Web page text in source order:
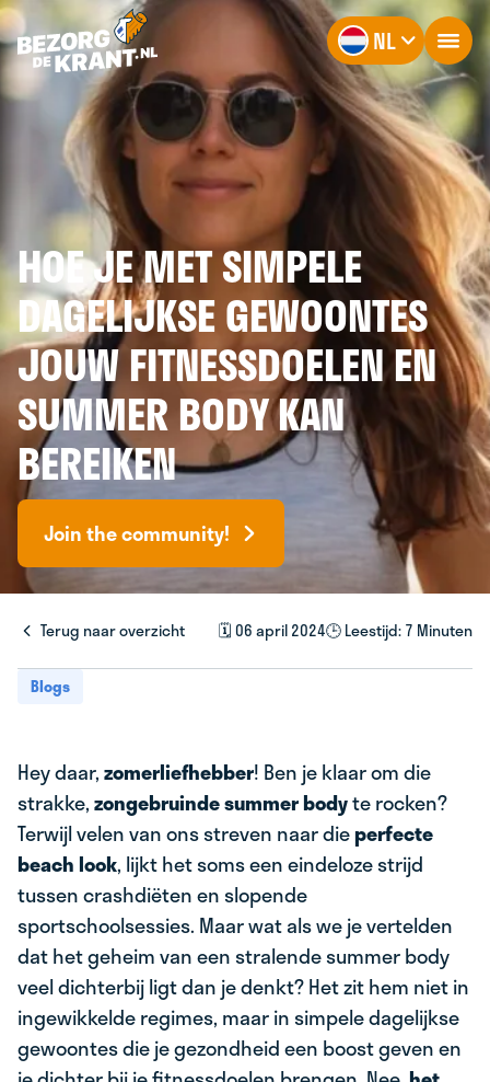
NL
HOE JE MET SIMPELE
DAGELIJKSE GEWOONTES
JOUW FITNESSDOELEN EN
SUMMER BODY KAN
BEREIKEN
Join the community!
Terug naar overzicht 🗓️ 06 april 2024🕒 Leestijd: 7 Minuten
Blogs
Hey daar,zomerliefhebber! Ben je klaar om die
strakke,zongebruinde summer bodyte rocken?
Terwijl velen van ons streven naar dieperfecte
beach look, lijkt het soms een eindeloze strijd
tussen crashdiëten en slopende
sportschoolsessies. Maar wat als we je vertelden
dat het geheim van een stralende summer body
veel dichterbij ligt dan je denkt? Het zit hem niet in
ingewikkelde regimes, maar in simpele dagelijkse
gewoontes die je gezondheid een boost geven en